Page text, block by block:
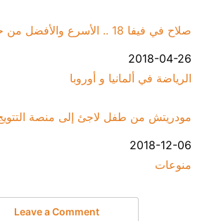
صلاح في فيفا 18 .. الأسرع والأفضل من حيث الأداء
التاريخ
2018-04-26
في ما يتعلق بما يأتي
الرياضة في ألمانيا و أوروبا
مودريتش من طفل لاجئ إلى منصة التتويج
التاريخ
2018-12-06
في ما يتعلق بما يأتي
منوعات
Leave a Comment